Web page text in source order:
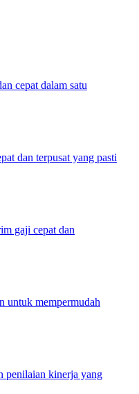
cepat dalam satu
dan terpusat yang pasti
gaji cepat dan
untuk mempermudah
penilaian kinerja yang